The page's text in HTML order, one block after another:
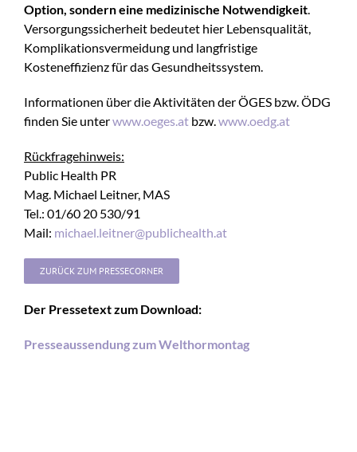
Option, sondern eine medizinische Notwendigkeit.
Versorgungssicherheit bedeutet hier Lebensqualität,
Komplikationsvermeidung und langfristige
Kosteneffizienz für das Gesundheitssystem.
Informationen über die Aktivitäten der ÖGES bzw. ÖDG
finden Sie unterwww.oeges.at bzw.www.oedg.at
Rückfragehinweis:
Public Health PR
Mag. Michael Leitner, MAS
Tel.: 01/60 20 530/91
Mail: michael.leitner@publichealth.at
ZURÜCK ZUM PRESSECORNER
Der Pressetext zum Download:
Presseaussendung zum Welthormontag